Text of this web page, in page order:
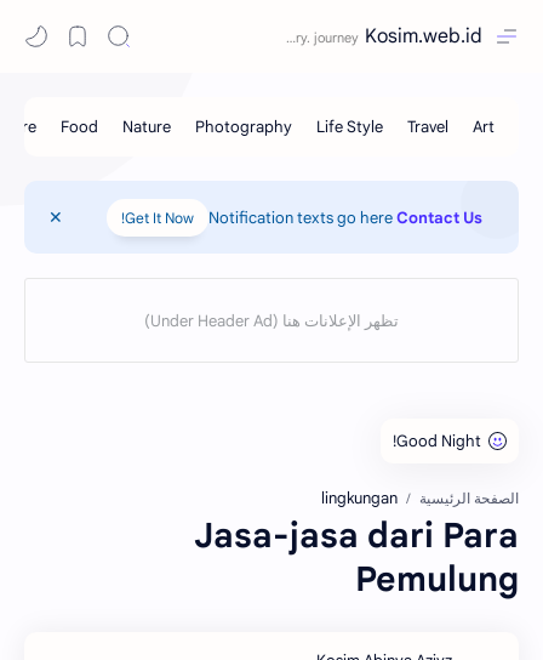
Kosim.web.id
Notification texts go hereContact Us
Get It Now!
الصفحة الرئيسية lingkungan
Jasa-jasa dari Para
Pemulung